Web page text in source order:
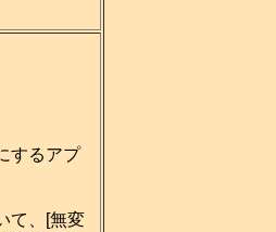
するアプ
て、[無変